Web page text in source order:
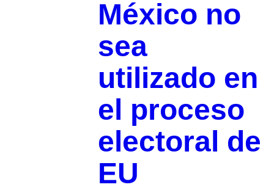
México no
sea
utilizado en
el proceso
electoral de
EU